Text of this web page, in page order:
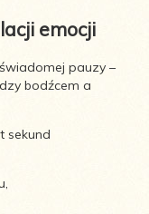
emocji
pauzy –
bodźcem a
sekund